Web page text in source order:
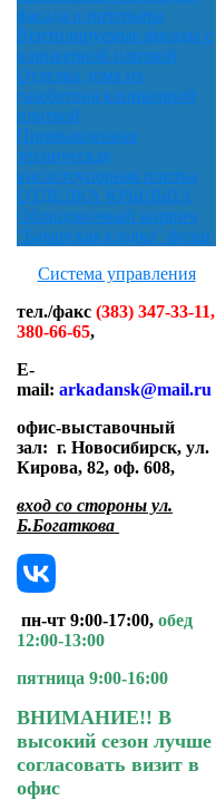
фасада и интерьера
Вентилируемые фасады с
клинкерной плиткой
Отделка дома из
газобетона клинкерной
плиткой
Промышленная
техническая
кислотоупорная плитка
ОТДЕЛКА КРЫЛЬЦА
Облицовочный кирпич
"Баварская кладка" флэш
Система управления
тел./факс (383) 347-33-11,
380-66-65,
E-
mail: arkadansk@mail.ru
офис-выставочный
зал: г. Новосибирск, ул.
Кирова, 82, оф. 608,
вход со стороны ул.
Б.Богаткова
пн-чт 9:00-17:00, обед
12:00-13:00
пятница 9:00-16:00
ВНИМАНИЕ!! В
высокий сезон лучше
согласовать визит в
офис